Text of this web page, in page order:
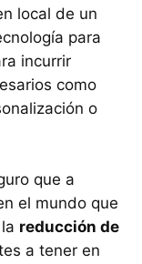
local de un
para
incurrir
como
o
que a
el mundo que
reducción de
a tener en